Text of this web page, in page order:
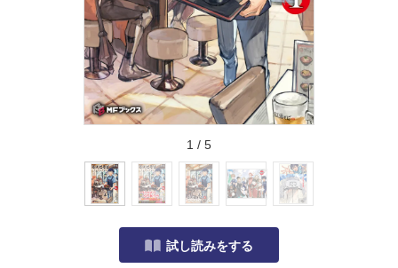
1 / 5
試し読みをする